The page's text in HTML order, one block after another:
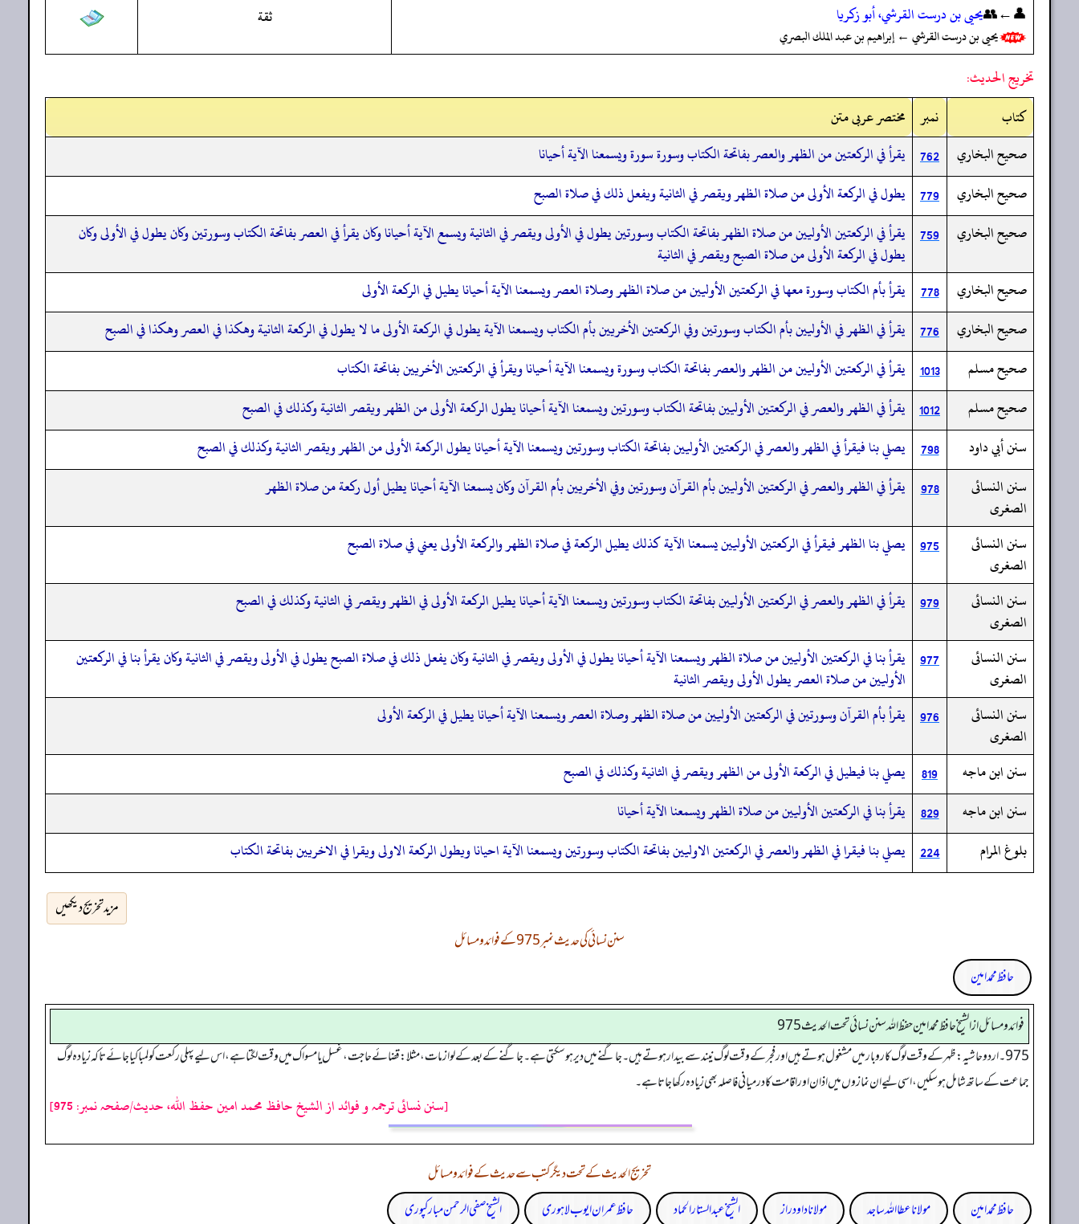
👤←👥يحيى بن درست القرشي، أبو زكريا
يحيى بن درست القرشي ← إبراهيم بن عبد الملك البصري
ثقة
تخريج الحديث:
کتاب
نمبر
مختصر عربی متن
صحيح البخاري
762 يقرأ في الركعتين من الظهر والعصر بفاتحة الكتاب وسورة سورة ويسمعنا الآية أحيانا
صحيح البخاري
779 يطول في الركعة الأولى من صلاة الظهر ويقصر في الثانية ويفعل ذلك في صلاة الصبح
صحيح البخاري
759 يقرأ في الركعتين الأوليين من صلاة الظهر بفاتحة الكتاب وسورتين يطول في الأولى ويقصر في الثانية ويسمع الآية أحيانا وكان يقرأ في العصر بفاتحة الكتاب وسورتين وكان يطول في الأولى وكان
يطول في الركعة الأولى من صلاة الصبح ويقصر في الثانية
صحيح البخاري
778
يقرأ بأم الكتاب وسورة معها في الركعتين الأوليين من صلاة الظهر وصلاة العصر ويسمعنا الآية أحيانا يطيل في الركعة الأولى
صحيح البخاري
776 يقرأ في الظهر في الأوليين بأم الكتاب وسورتين وفي الركعتين الأخريين بأم الكتاب ويسمعنا الآية يطول في الركعة الأولى ما لا يطول في الركعة الثانية وهكذا في العصر وهكذا في الصبح
صحيح مسلم
1013 يقرأ في الركعتين الأوليين من الظهر والعصر بفاتحة الكتاب وسورة ويسمعنا الآية أحيانا ويقرأ في الركعتين الأخريين بفاتحة الكتاب
صحيح مسلم
1012 يقرأ في الظهر والعصر في الركعتين الأوليين بفاتحة الكتاب وسورتين ويسمعنا الآية أحيانا يطول الركعة الأولى من الظهر ويقصر الثانية وكذلك في الصبح
سنن أبي داود
798
يصلي بنا فيقرأ في الظهر والعصر في الركعتين الأوليين بفاتحة الكتاب وسورتين ويسمعنا الآية أحيانا يطول الركعة الأولى من الظهر ويقصر الثانية وكذلك في الصبح
سنن النسائى
الصغرى
978 يقرأ في الظهر والعصر في الركعتين الأوليين بأم القرآن وسورتين وفي الأخريين بأم القرآن وكان يسمعنا الآية أحيانا يطيل أول ركعة من صلاة الظهر
سنن النسائى
الصغرى
975 يصلي بنا الظهر فيقرأ في الركعتين الأوليين يسمعنا الآية كذلك يطيل الركعة في صلاة الظهر والركعة الأولى يعني في صلاة الصبح
سنن النسائى
الصغرى
979 يقرأ في الظهر والعصر في الركعتين الأوليين بفاتحة الكتاب وسورتين ويسمعنا الآية أحيانا يطيل الركعة الأولى في الظهر ويقصر في الثانية وكذلك في الصبح
سنن النسائى
الصغرى
977 يقرأ بنا في الركعتين الأوليين من صلاة الظهر ويسمعنا الآية أحيانا يطول في الأولى ويقصر في الثانية وكان يفعل ذلك في صلاة الصبح يطول في الأولى ويقصر في الثانية وكان يقرأ بنا في الركعتين
الأوليين من صلاة العصر يطول الأولى ويقصر الثانية
سنن النسائى
الصغرى
976 يقرأ بأم القرآن وسورتين في الركعتين الأوليين من صلاة الظهر وصلاة العصر ويسمعنا الآية أحيانا يطيل في الركعة الأولى
سنن ابن ماجه 819
يصلي بنا فيطيل في الركعة الأولى من الظهر ويقصر في الثانية وكذلك في الصبح
سنن ابن ماجه
829
يقرأ بنا في الركعتين الأوليين من صلاة الظهر ويسمعنا الآية أحيانا
بلوغ المرام
224 يصلي بنا فيقرا في الظهر والعصر في الركعتين الاوليين بفاتحة الكتاب وسورتين ويسمعنا الآية احيانا ويطول الركعة الاولى ويقرا في الاخريين بفاتحة الكتاب
مزید تخریج دیکھیں
سنن نسائی کی حدیث نمبر 975 کے فوائد و مسائل
حافظ محمد امین
فوائد ومسائل از الشيخ حافظ محمد امين حفظ الله سنن نسائي تحت الحديث 975
975 ۔ اردو حاشیہ: ظہر کے وقت لوگ کاروبار میں مشغول ہوتے ہیں اور فجر کے وقت لوگ نیند سے بیدار ہوتے ہیں۔ جاگنے میں دیر ہو سکتی ہے۔ جاگنے کے بعد کے لوازمات، مثلا: قضائے حاجت، غسل یا مسواک میں وقت لگتا ہے، اس لیے پہلی رکعت کو لمبا کیا جائے تاکہ زیادہ لوگ
جماعت کے ساتھ شامل ہو سکیں، اسی لیے ان نمازوں میں اذان اور اقامت کا درمیانی فاصلہ بھی زیادہ رکھا جاتا ہے۔
[سنن نسائی ترجمہ و فوائد از الشیخ حافظ محمد امین حفظ اللہ، حدیث/صفحہ نمبر: 975]
تخریج الحدیث کے تحت دیگر کتب سے حدیث کے فوائد و مسائل
حافظ محمد امین
مولانا عطا اللہ ساجد مولانا داود راز الشیخ عبدالستار الحماد حافظ عمران ایوب لاہوری الشیخ صفی الرحمن مبارکپوری